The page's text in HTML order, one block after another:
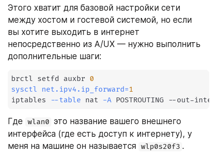
Этого хватит для базовой настройки сети
между хостом и гостевой системой, но если
вы хотите выходить в интернет
непосредственно из A/UX — нужно выполнить
дополнительные шаги:
brctl setfd auxbr 0
sysctl net.ipv4.ip_forward=1
iptables --table nat -A POSTROUTING --out-
Где wlan0 это название вашего внешнего
интерфейса (где есть доступ к интернету), у
меня на машине он называется wlp0s20f3 .